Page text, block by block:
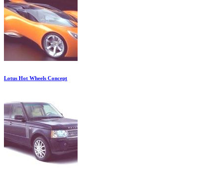
Lotus Hot Wheels Concept